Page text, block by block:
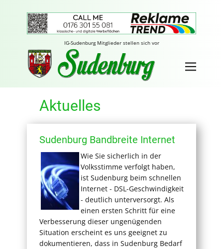
IG-Sudenburg Mitglieder stellen sich vor
Aktuelles
Sudenburg Bandbreite Internet
Wie Sie sicherlich in der
Volksstimme verfolgt haben,
ist Sudenburg beim schnellen
Internet - DSL-Geschwindigkeit
- deutlich unterversorgt. Als
einen ersten Schritt für eine
Verbesserung dieser ungenügenden
Situation erscheint es uns geeignet zu
dokumentieren, dass in Sudenburg Bedarf